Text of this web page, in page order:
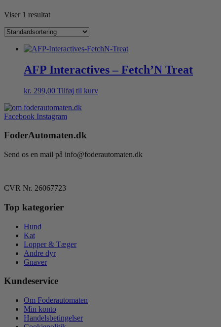
Viser 1 resultat
AFP Interactives – Fetch’N Treat
kr. 299,00 Tilføj til kurv
Facebook Instagram
FoderAutomaten.dk
Send os en mail på info@foderautomaten.dk
CVR Nr. 26067723
Top kategorier
Hund
Kat
Lopper & Tæger
Andre dyr
Gnaver
Kundeservice
Om Foderautomaten
Min konto
Handelsbetingelser